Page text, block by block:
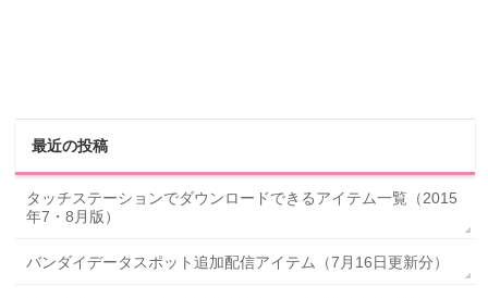
最近の投稿
タッチステーションでダウンロードできるアイテム一覧（2015
年7・8月版）
バンダイデータスポット追加配信アイテム（7月16日更新分）